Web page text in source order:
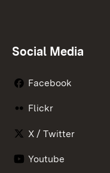
Social Media
Facebook
Flickr
X / Twitter
Youtube